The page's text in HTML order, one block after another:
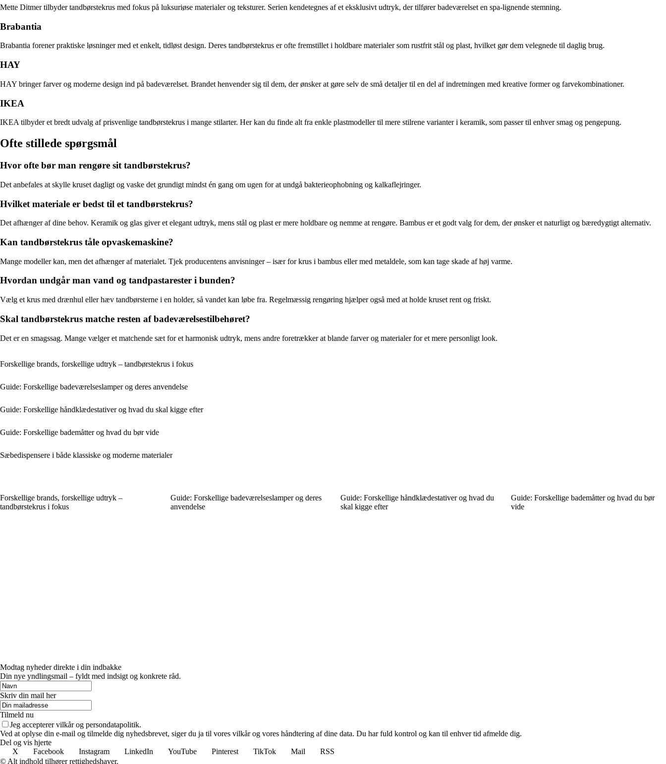
Mette Ditmer tilbyder tandbørstekrus med fokus på luksuriøse materialer og teksturer. Serien kendetegnes af et eksklusivt udtryk, der tilfører badeværelset en spa-lignende stemning.
Brabantia
Brabantia forener praktiske løsninger med et enkelt, tidløst design. Deres tandbørstekrus er ofte fremstillet i holdbare materialer som rustfrit stål og plast, hvilket gør dem velegnede til daglig brug.
HAY
HAY bringer farver og moderne design ind på badeværelset. Brandet henvender sig til dem, der ønsker at gøre selv de små detaljer til en del af indretningen med kreative former og farvekombinationer.
IKEA
IKEA tilbyder et bredt udvalg af prisvenlige tandbørstekrus i mange stilarter. Her kan du finde alt fra enkle plastmodeller til mere stilrene varianter i keramik, som passer til enhver smag og pengepung.
Ofte stillede spørgsmål
Hvor ofte bør man rengøre sit tandbørstekrus?
Det anbefales at skylle kruset dagligt og vaske det grundigt mindst én gang om ugen for at undgå bakterieophobning og kalkaflejringer.
Hvilket materiale er bedst til et tandbørstekrus?
Det afhænger af dine behov. Keramik og glas giver et elegant udtryk, mens stål og plast er mere holdbare og nemme at rengøre. Bambus er et godt valg for dem, der ønsker et naturligt og bæredygtigt alternativ.
Kan tandbørstekrus tåle opvaskemaskine?
Mange modeller kan, men det afhænger af materialet. Tjek producentens anvisninger – især for krus i bambus eller med metaldele, som kan tage skade af høj varme.
Hvordan undgår man vand og tandpastarester i bunden?
Vælg et krus med drænhul eller hæv tandbørsterne i en holder, så vandet kan løbe fra. Regelmæssig rengøring hjælper også med at holde kruset rent og friskt.
Skal tandbørstekrus matche resten af badeværelsestilbehøret?
Det er en smagssag. Mange vælger et matchende sæt for et harmonisk udtryk, mens andre foretrækker at blande farver og materialer for et mere personligt look.
Forskellige brands, forskellige udtryk – tandbørstekrus i fokus
Guide: Forskellige badeværelseslamper og deres anvendelse
Guide: Forskellige håndklædestativer og hvad du skal kigge efter
Guide: Forskellige bademåtter og hvad du bør vide
Sæbedispensere i både klassiske og moderne materialer
Forskellige brands, forskellige udtryk –
tandbørstekrus i fokus
Guide: Forskellige badeværelseslamper og deres
anvendelse
Guide: Forskellige håndklædestativer og hvad du
skal kigge efter
Guide: Forskellige bademåtter og hvad du bør
vide
Modtag nyheder direkte i din indbakke
Din nye yndlingsmail – fyldt med indsigt og konkrete råd.
Skriv din mail her
Tilmeld nu
Jeg accepterer vilkår og persondatapolitik.
Ved at oplyse din e-mail og tilmelde dig nyhedsbrevet, siger du ja til vores vilkår og vores håndtering af dine data. Du har fuld kontrol og kan til enhver tid afmelde dig.
Del og vis hjerte
X
Facebook Instagram LinkedIn YouTube Pinterest TikTok Mail
RSS
© Alt indhold tilhører rettighedshaver.